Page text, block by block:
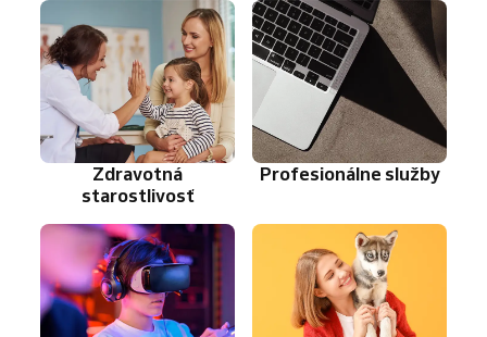
Zdravotná
starostlivosť
Profesionálne služby